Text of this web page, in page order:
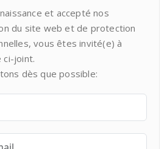
et accepté nos
du site web et de protection
vous êtes invité(e) à
ci-joint.
dès que possible: